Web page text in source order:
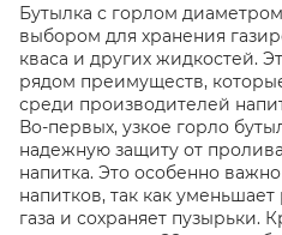
Бутылка с горлом
выбором для хранения
кваса и других жидкостей.
рядом преимуществ,
среди производителей
Во-первых, узкое горло
надежную защиту от
напитка. Это особенно
напитков, так как
газа и сохраняет пузырьки.